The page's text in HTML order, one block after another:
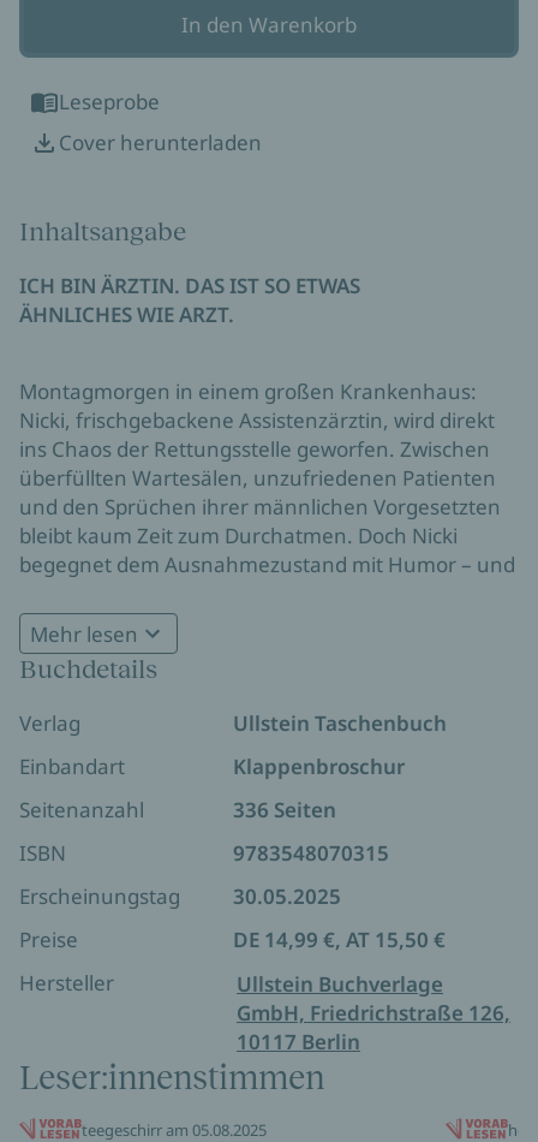
In den Warenkorb
Leseprobe
Cover herunterladen
Inhaltsangabe
ICH BIN ÄRZTIN. DAS IST SO ETWAS
ÄHNLICHES WIE ARZT.
Montagmorgen in einem großen Krankenhaus:
Nicki, frischgebackene Assistenzärztin, wird direkt
ins Chaos der Rettungsstelle geworfen. Zwischen
überfüllten Wartesälen, unzufriedenen Patienten
und den Sprüchen ihrer männlichen Vorgesetzten
bleibt kaum Zeit zum Durchatmen. Doch Nicki
begegnet dem Ausnahmezustand mit Humor – und
ausgerechnet in ihren Chef Micha verliebt, wird der
turbulente Alltag noch komplizierter.
Zwischen Komik und Ernst: Der Alltag in der
Absurditäten des Krankenhauslebens erzählt Eva
Mirasol von den Höhen und Tiefen einer jungen
Charme und authentischer Einblicke in das Leben
hinter den Kulissen der Notaufnahme.
Ein Buch, das zum Lachen bringt und Spaß macht –
perfekt für alle, die den Spagat zwischen Beruf und
Mehr lesen
Buchdetails
Verlag
Ullstein Taschenbuch
Einbandart
Klappenbroschur
Seitenanzahl
336 Seiten
ISBN
9783548070315
Erscheinungstag
30.05.2025
Preise
DE 14,99 €, AT 15,50 €
Hersteller
Ullstein Buchverlage
GmbH, Friedrichstraße 126,
10117 Berlin
Leser:innenstimmen
teegeschirr am 05.08.2025